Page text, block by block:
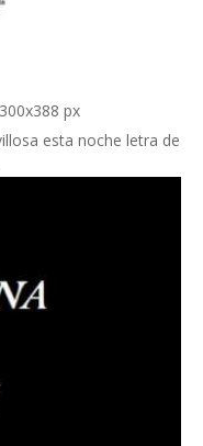
px
esta noche letra de